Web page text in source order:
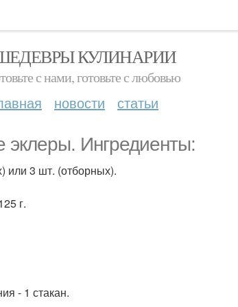
КУЛИНАРИИ
с нами, готовьте с любовью
новости статьи
Ингредиенты:
или 3 шт. (отборных).
г.
- 1 стакан.